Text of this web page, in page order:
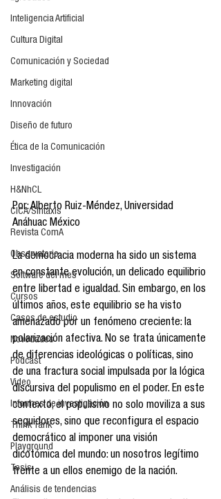
Inteligencia Artificial
Cultura Digital
Comunicación y Sociedad
Marketing digital
Innovación
Diseño de futuro
Ética de la Comunicación
Investigación
H&NhCL
CICA/Sintaxis
Revista ComA
Observatorio
Software del mes
Cursos
Casos de estudio
Novedades
Podcast
Video
Informes de investigación
Think Tank
Playground
Tesis
Análisis de tendencias
Por: Alberto Ruiz-Méndez, Universidad
Anáhuac México
La democracia moderna ha sido un sistema
en constante evolución, un delicado equilibrio
entre libertad e igualdad. Sin embargo, en los
últimos años, este equilibrio se ha visto
amenazado por un fenómeno creciente: la
polarización afectiva. No se trata únicamente
de diferencias ideológicas o políticas, sino
de una fractura social impulsada por la lógica
discursiva del populismo en el poder. En este
contexto, el populismo no solo moviliza a sus
seguidores, sino que reconfigura el espacio
democrático al imponer una visión
dicotómica del mundo: un nosotros legítimo
frente a un ellos enemigo de la nación.